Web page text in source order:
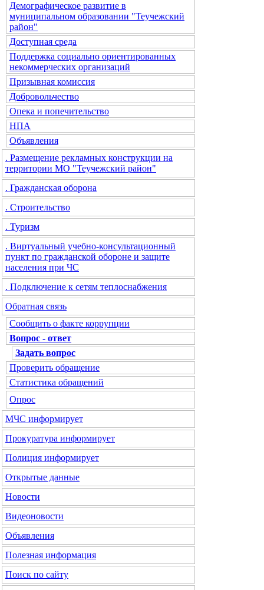
Демографическое развитие в
муниципальном образовании "Теучежский
район"
Доступная среда
Поддержка социально ориентированных
некоммерческих организаций
Призывная комиссия
Добровольчество
Опека и попечительство
НПА
Объявления
. Размещение рекламных конструкции на
территории МО "Теучежский район"
. Гражданская оборона
. Строительство
. Туризм
. Виртуальный учебно-консультационный
пункт по гражданской обороне и защите
населения при ЧС
. Подключение к сетям теплоснабжения
Обратная связь
Сообщить о факте коррупции
Вопрос - ответ
Задать вопрос
Проверить обращение
Статистика обращений
Опрос
МЧС информирует
Прокуратура информирует
Полиция информирует
Открытые данные
Новости
Видеоновости
Объявления
Полезная информация
Поиск по сайту